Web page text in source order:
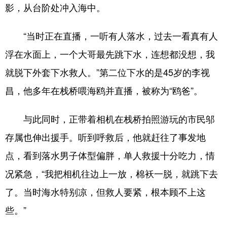
影，从台阶处冲入海中。
“当时正在直播，一听有人落水，过去一看真有人
浮在水面上，一个大哥最先跳下水，连想都没想，我
就脱下外套下水救人。”第二位下水的是45岁的李视
昌，他多年在栈桥喂海鸥并直播，被称为“鸥爸”。
与此同时，正带着相机在栈桥拍照游玩的市民邬
存属也伸出援手。听到呼救后，他就赶往了事发地
点，看到落水男子体型偏胖，单人救援十分吃力，情
况紧急，“我把相机往边上一放，棉袄一脱，就跳下去
了。当时海水特别凉，但救人要紧，根本顾不上这
些。”